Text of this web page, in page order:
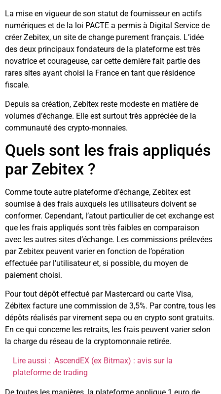
La mise en vigueur de son statut de fournisseur en actifs
numériques et de la loi PACTE a permis à Digital Service de
créer Zebitex, un site de change purement français. L’idée
des deux principaux fondateurs de la plateforme est très
novatrice et courageuse, car cette dernière fait partie des
rares sites ayant choisi la France en tant que résidence
fiscale.
Depuis sa création, Zebitex reste modeste en matière de
volumes d’échange. Elle est surtout très appréciée de la
communauté des crypto-monnaies.
Quels sont les frais appliqués
par Zebitex ?
Comme toute autre plateforme d’échange, Zebitex est
soumise à des frais auxquels les utilisateurs doivent se
conformer. Cependant, l’atout particulier de cet exchange est
que les frais appliqués sont très faibles en comparaison
avec les autres sites d’échange. Les commissions prélevées
par Zebitex peuvent varier en fonction de l’opération
effectuée par l’utilisateur et, si possible, du moyen de
paiement choisi.
Pour tout dépôt effectué par Mastercard ou carte Visa,
Zébitex facture une commission de 3,5%. Par contre, tous les
dépôts réalisés par virement sepa ou en crypto sont gratuits.
En ce qui concerne les retraits, les frais peuvent varier selon
la charge du réseau de la cryptomonnaie retirée.
Lire aussi : AscendEX (ex Bitmax) : avis sur la
plateforme de trading